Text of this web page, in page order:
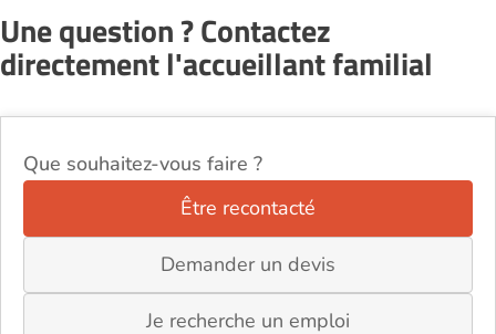
Une question ? Contactez
directement l'accueillant familial
Que souhaitez-vous faire ?
Être recontacté
Demander un devis
Je recherche un emploi